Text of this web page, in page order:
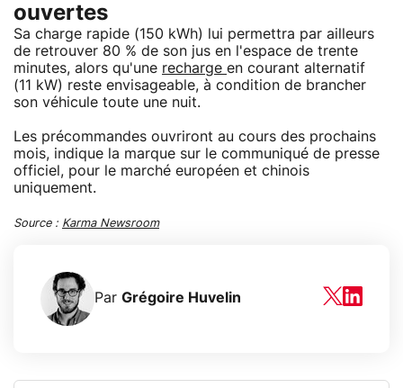
ouvertes
Sa charge rapide (150 kWh) lui permettra par ailleurs
de retrouver 80 % de son jus en l'espace de trente
minutes, alors qu'une recharge en courant alternatif
(11 kW) reste envisageable, à condition de brancher
son véhicule toute une nuit.
Les précommandes ouvriront au cours des prochains
mois, indique la marque sur le communiqué de presse
officiel, pour le marché européen et chinois
uniquement.
Source : Karma Newsroom
Par Grégoire Huvelin